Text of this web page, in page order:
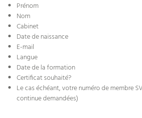
Prénom
Nom
Cabinet
Date de naissance
E-mail
Langue
Date de la formation
Certificat souhaité?
Le cas échéant, votre numéro de membre
continue demandées)